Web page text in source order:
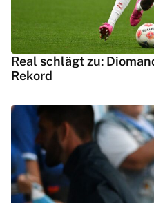
Real schlägt zu:
Rekord